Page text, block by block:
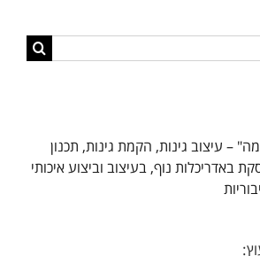
– עיצוב גינות, הקמת גינות, תכנון
באדריכלות נוף, בעיצוב וביצוע איכותי